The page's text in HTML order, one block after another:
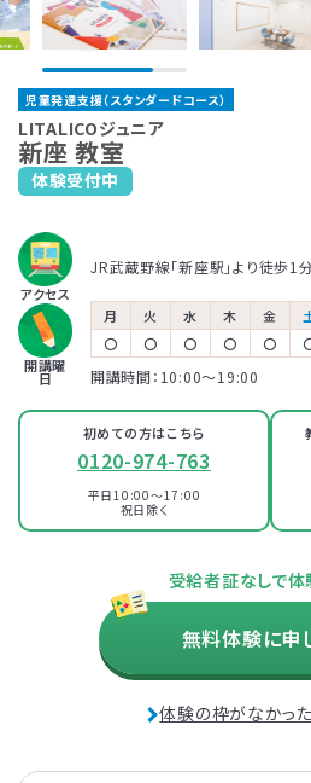
お役立ちコラム
児童発達
放課後等デイ
資料・体験授業の
発達障害とは
個人情報保護方針
児童発達支援（スタンダードコース）
LITALICOジュニア
新座 教室
体験受付中
アクセス
JR武蔵野線「新座駅」より徒歩1
開講曜
日
月 火 水 木 金
〇
〇 〇 〇 〇
開講時間：10:00〜19:00
初めての方はこちら
0120-974-763
平日10:00～17:00
祝日除く
受給者証なしで体
無料体験に申
体験の枠がなかっ
保育所等訪問支援とは、児童福祉
発達支援や放課後等デイサービス
一つです。保育所（保育園）や幼稚
サポートします。
LITALICOジュニアでは、保護者さ
ントトレーニング」というプログラム
ントトレーニングとは子育てのイラ
ログラムです。
お持ちの方がご利用いただけ
LITALICOジュニア
ふじみ野教室
東武東上線「ふじみ野駅」より徒歩5分
LITALICOジュニア
西武新宿線「西武柳沢駅」より徒歩7分
LITALICOジュニア
志木教室
東武東上線「志木駅」より徒歩3分
LITALICOジュニア
JR武蔵野線「北朝霞駅」より徒歩1分
東武東上線「朝霞台駅」より徒歩7分
LITALICOジュニア
ふじみ野教室
LITALICOジュニア
西武柳沢教室
西武新宿線「西武柳沢駅」より徒歩7分